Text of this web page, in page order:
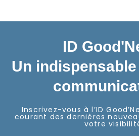
ID
Un
Inscrivez-vous à l’ID
courant des dernières
votre